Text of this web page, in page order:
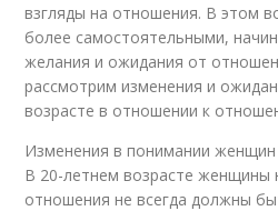
независимость
Сети в отношениях
взгляды на отношения. В этом
более самостоятельными,
желания и ожидания от
рассмотрим изменения и
возрасте в отношении к
Изменения в понимании
В 20-летнем возрасте женщины
отношения не всегда должны